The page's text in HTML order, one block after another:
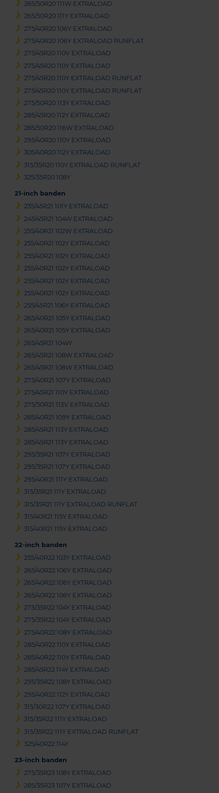
265/50R20 111W EXTRALOAD
265/50R20 111Y EXTRALOAD
275/40R20 106Y EXTRALOAD
275/40R20 106Y EXTRALOAD RUNFLAT
275/45R20 110V EXTRALOAD
275/45R20 110Y EXTRALOAD
275/45R20 110Y EXTRALOAD RUNFLAT
275/45R20 110Y EXTRALOAD RUNFLAT
275/50R20 113Y EXTRALOAD
285/45R20 112Y EXTRALOAD
285/50R20 116W EXTRALOAD
295/40R20 110Y EXTRALOAD
305/40R20 112Y EXTRALOAD
315/35R20 110Y EXTRALOAD RUNFLAT
325/35R20 108Y
21-inch banden
235/45R21 101Y EXTRALOAD
245/45R21 104W EXTRALOAD
255/40R21 102W EXTRALOAD
255/40R21 102Y EXTRALOAD
255/40R21 102Y EXTRALOAD
255/40R21 102Y EXTRALOAD
255/40R21 102Y EXTRALOAD
255/40R21 102Y EXTRALOAD
255/45R21 106Y EXTRALOAD
265/40R21 105Y EXTRALOAD
265/40R21 105Y EXTRALOAD
265/45R21 104W
265/45R21 108W EXTRALOAD
265/45R21 108W EXTRALOAD
275/40R21 107Y EXTRALOAD
275/45R21 110Y EXTRALOAD
275/50R21 113V EXTRALOAD
285/40R21 109Y EXTRALOAD
285/45R21 113Y EXTRALOAD
285/45R21 113Y EXTRALOAD
295/35R21 107Y EXTRALOAD
295/35R21 107Y EXTRALOAD
295/40R21 111Y EXTRALOAD
315/35R21 111Y EXTRALOAD
315/35R21 111Y EXTRALOAD RUNFLAT
315/40R21 115Y EXTRALOAD
315/40R21 115Y EXTRALOAD
22-inch banden
255/40R22 103Y EXTRALOAD
265/40R22 106Y EXTRALOAD
265/40R22 106Y EXTRALOAD
265/40R22 106Y EXTRALOAD
275/35R22 104Y EXTRALOAD
275/35R22 104Y EXTRALOAD
275/40R22 108Y EXTRALOAD
285/40R22 110Y EXTRALOAD
285/40R22 110Y EXTRALOAD
285/45R22 114Y EXTRALOAD
295/35R22 108Y EXTRALOAD
295/40R22 112Y EXTRALOAD
315/30R22 107Y EXTRALOAD
315/35R22 111Y EXTRALOAD
315/35R22 111Y EXTRALOAD RUNFLAT
325/40R22 114Y
23-inch banden
275/35R23 108Y EXTRALOAD
285/35R23 107Y EXTRALOAD